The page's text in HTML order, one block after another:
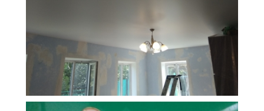
Площадь 19 м2 Стоимость 9 000 руб.